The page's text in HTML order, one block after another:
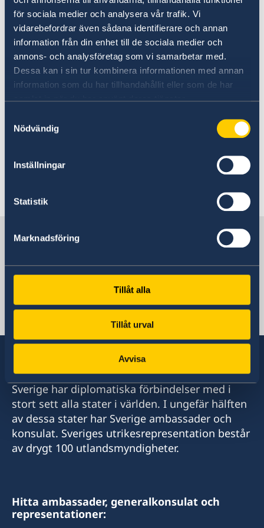
för sociala medier och analysera vår trafik. Vi
vidarebefordrar även sådana identifierare och annan
information från din enhet till de sociala medier och
annons- och analysföretag som vi samarbetar med.
Dessa kan i sin tur kombinera informationen med annan
information som du har tillhandahållit eller som de har
samlat in när du har använt deras tjänster.
Nödvändig
Inställningar
Statistik
Marknadsföring
Tillåt alla
Tillåt urval
Avvisa
medborgare rätt att vända dig till ett annat EU-
lands ambassad för stöd. Observera att det
landets regelverk gäller. Vem kan få hjälp?
Enligt lagen kan svenska medborgare,
flyktingar och statslösa som är bosatta i
Sverige få konsulär hjälp. Endast om det finns
särskilda skäl kan svenska medborgare bosatta
utomlands eller annan utländsk medborgare
bosatt i Sverige få hjälp.
Kontakt - Sweden Abroad
Sverige i Tjeckien
Sveriges ambassad
Sverige har diplomatiska förbindelser med i
stort sett alla stater i världen. I ungefär hälften
av dessa stater har Sverige ambassader och
konsulat. Sveriges utrikesrepresentation består
av drygt 100 utlandsmyndigheter.
Hitta ambassader, generalkonsulat och
representationer: